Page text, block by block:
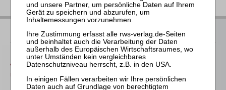
Neu im Buchprogramm
Baums / Thoma / Verse (Hrsg.)
WpÜG – Kommentar zum Wertpapiererwerbs- und
Übernahmegesetz